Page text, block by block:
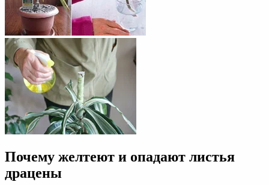
Почему желтеют и опадают листья
драцены